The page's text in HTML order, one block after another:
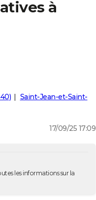
à
Saint-Jean-et-Saint-
17/09/25 17:09
les informations sur la